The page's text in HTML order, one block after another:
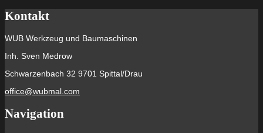
Kontakt
WUB Werkzeug und Baumaschinen
Inh. Sven Medrow
Schwarzenbach 32 9701 Spittal/Drau
office@wubmal.com
Navigation